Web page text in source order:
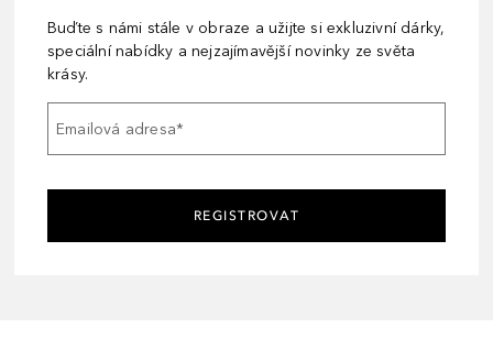
Buďte s námi stále v obraze a užijte si exkluzivní dárky,
speciální nabídky a nejzajímavější novinky ze světa
krásy.
Emailová adresa*
REGISTROVAT